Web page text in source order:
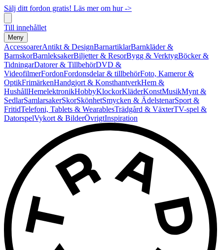
Sälj ditt fordon gratis! Läs mer om hur ->
Till innehållet
Meny
AccessoarerAntikt & DesignBarnartiklarBarnkläder &
BarnskorBarnleksakerBiljetter & ResorBygg & VerktygBöcker &
TidningarDatorer & TillbehörDVD &
VideofilmerFordonFordonsdelar & tillbehörFoto, Kameror &
OptikFrimärkenHandgjort & KonsthantverkHem &
HushållHemelektronikHobbyKlockorKläderKonstMusikMynt &
SedlarSamlarsakerSkorSkönhetSmycken & ÄdelstenarSport &
FritidTelefoni, Tablets & WearablesTrädgård & VäxterTV-spel &
DatorspelVykort & BilderÖvrigtInspiration